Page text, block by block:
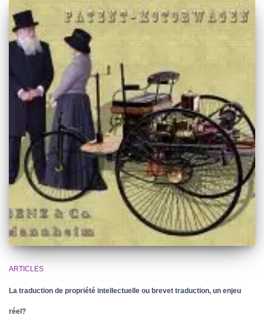
ARTICLES
La traduction de propriété intellectuelle ou brevet traduction, un enjeu
réel?